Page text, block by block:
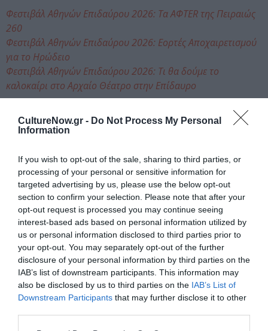
CultureNow.gr - Do Not Process My Personal
Information
If you wish to opt-out of the sale, sharing to third parties, or
processing of your personal or sensitive information for
targeted advertising by us, please use the below opt-out
section to confirm your selection. Please note that after your
opt-out request is processed you may continue seeing
interest-based ads based on personal information utilized by
us or personal information disclosed to third parties prior to
your opt-out. You may separately opt-out of the further
disclosure of your personal information by third parties on the
IAB’s list of downstream participants. This information may
also be disclosed by us to third parties on the IAB’s List of
Downstream Participants that may further disclose it to other
Φεστιβάλ Αθηνών Επιδαύρου 2026: Τα AΦTER της Πειραιώς
260
Φεστιβάλ Αθηνών Επιδαύρου 2026: Εορτές Αποχαιρετισμού
για το Ηρώδειο
Φεστιβάλ Αθηνών Επιδαύρου 2026: Τι θα δούμε το
καλοκαίρι στο Αρχαίο Θέατρο στην Επίδαυρο
Ταυτότητα Εκδήλωσης
Από: 06/06/2026 Εως:
07/06/2026
Σάββατο, Κυριακή, 21:00
Τοποθεσία:
Πειραιώς 260 - Χώρος Η, Ταύρος, Αθήνα
Πειραιώς 260
Eισιτήρια: